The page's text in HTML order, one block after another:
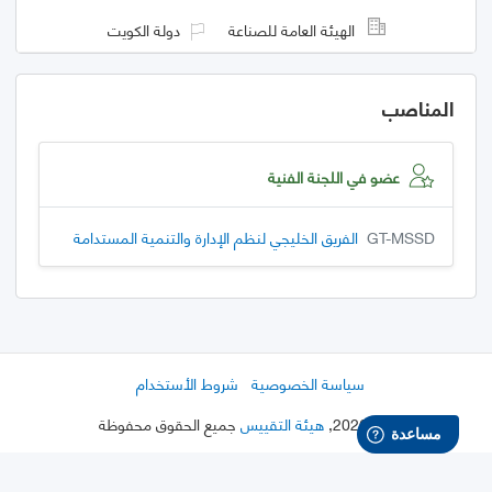
الهيئة العامة للصناعة دولة الكويت
المناصب
عضو في اللجنة الفنية
GT-MSSD الفريق الخليجي لنظم الإدارة والتنمية المستدامة
سياسة الخصوصية شروط الأستخدام
©
2026
, هيئة التقييس جميع الحقوق محفوظة